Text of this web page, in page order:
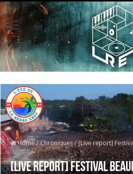
Home / Chroniques / [Live report]
[Live report] Festival